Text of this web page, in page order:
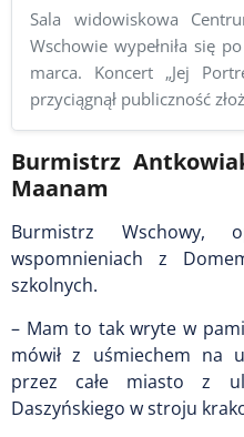
Sala widowiskowa
Wschowie wypełniła się
marca. Koncert „Jej
przyciągnął publiczność
Burmistrz
Maanam
Burmistrz Wschowy,
wspomnieniach z
szkolnych.
– Mam to tak wryte w
mówił z uśmiechem na
przez całe miasto z
Daszyńskiego w stroju